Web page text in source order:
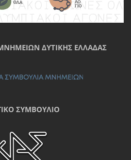
ΔΥΤΙΚΉΣ ΕΛΛΆΔΑΣ
ΣΥΜΒΟΎΛΙΟ